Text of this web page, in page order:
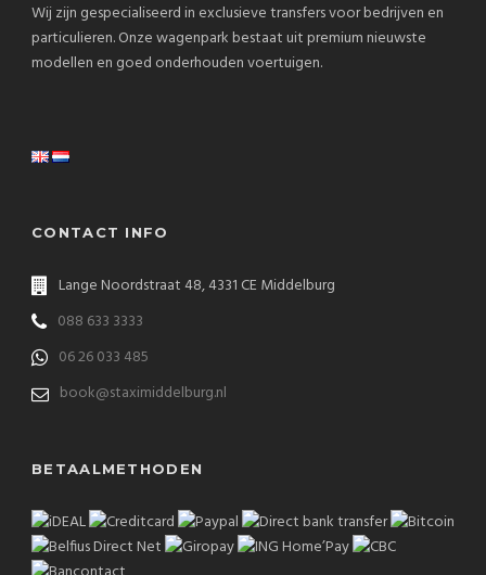
Wij zijn gespecialiseerd in exclusieve transfers voor bedrijven en
particulieren. Onze wagenpark bestaat uit premium nieuwste
modellen en goed onderhouden voertuigen.
CONTACT INFO
Lange Noordstraat 48, 4331 CE Middelburg
088 633 3333
06 26 033 485
book@staximiddelburg.nl
BETAALMETHODEN